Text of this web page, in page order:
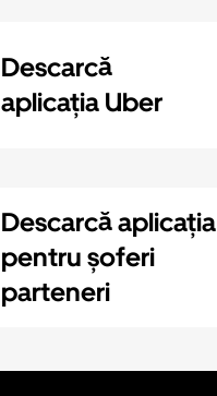
Descarcă
aplicația Uber
Descarcă aplicația
pentru șoferi
parteneri